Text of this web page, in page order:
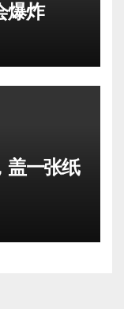
爆炸
盖一张纸